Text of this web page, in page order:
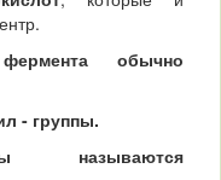
обычно
- группы.
называются